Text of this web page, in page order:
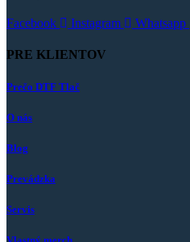
Facebook Instagram Whatsapp
PRE KLIENTOV
Prečo DTF Tlač
O nás
Blog
Prevádzka
Servis